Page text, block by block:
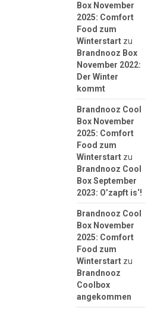
Box November
2025: Comfort
Food zum
Winterstartzu
Brandnooz Box
November 2022:
Der Winter
kommt
Brandnooz Cool
Box November
2025: Comfort
Food zum
Winterstartzu
Brandnooz Cool
Box September
2023: O’zapft is‘!
Brandnooz Cool
Box November
2025: Comfort
Food zum
Winterstartzu
Brandnooz
Coolbox
angekommen